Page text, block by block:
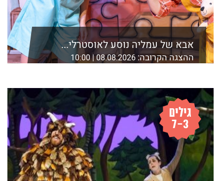
אבא של עמליה נוסע לאוסטרלי...
ההצגה הקרובה: 08.08.2026 | 10:00